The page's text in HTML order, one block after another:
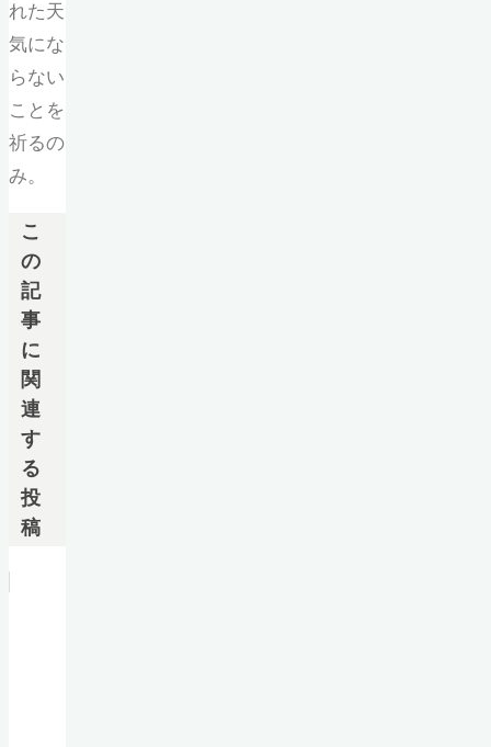
れた天
気にな
らない
ことを
祈るの
み。
こ
の
記
事
に
関
連
す
る
投
稿